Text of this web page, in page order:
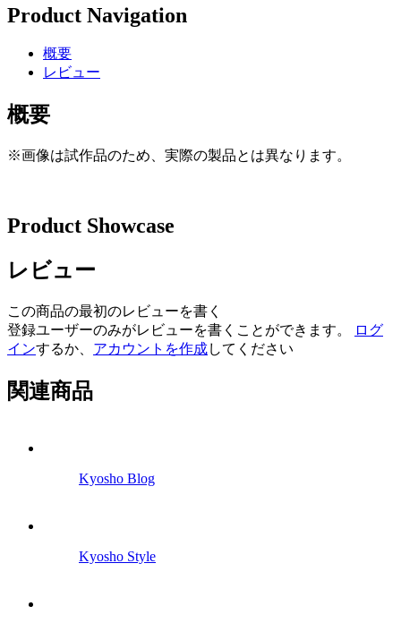
Product Navigation
概要
レビュー
概要
※画像は試作品のため、実際の製品とは異なります。
Product Showcase
レビュー
この商品の最初のレビューを書く
登録ユーザーのみがレビューを書くことができます。
ログ
インするか、 アカウントを作成してください
関連商品
Kyosho Blog
Kyosho Style